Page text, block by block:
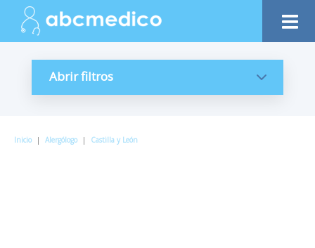
Abrir filtros
Inicio | Alergólogo | Castilla y León